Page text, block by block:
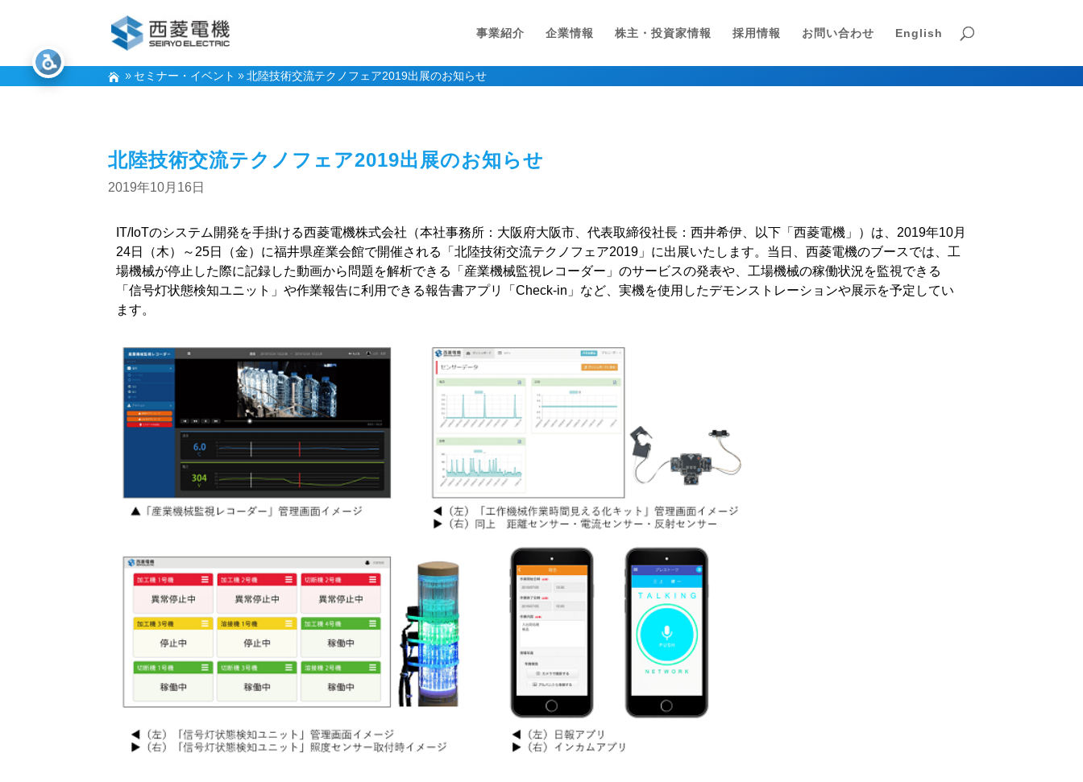
事業紹介 企業情報 株主・投資家情報 採用情報 お問い合わせ English
セミナー・イベント 北陸技術交流テクノフェア2019出展のお知らせ
北陸技術交流テクノフェア2019出展のお知らせ
2019年10月16日
IT/IoTのシステム開発を手掛ける西菱電機株式会社（本社事務所：大阪府大阪市、代表取締役社長：西井希伊、以下「西菱電機」）は、2019年10月
24日（木）～25日（金）に福井県産業会館で開催される「北陸技術交流テクノフェア2019」に出展いたします。当日、西菱電機のブースでは、工
場機械が停止した際に記録した動画から問題を解析できる「産業機械監視レコーダー」のサービスの発表や、工場機械の稼働状況を監視できる
「信号灯状態検知ユニット」や作業報告に利用できる報告書アプリ「Check-in」など、実機を使用したデモンストレーションや展示を予定してい
ます。